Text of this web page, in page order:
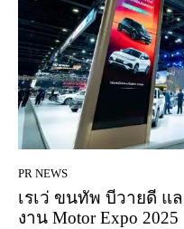
PR NEWS
เรเว่ ขนทัพ บีวายดี แ
งาน Motor Expo 2025